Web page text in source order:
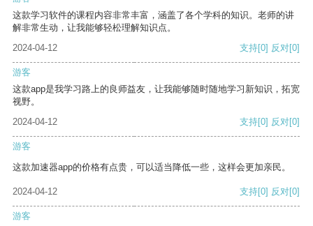
这款学习软件的课程内容非常丰富，涵盖了各个学科的知识。老师的讲
解非常生动，让我能够轻松理解知识点。
2024-04-12
支持[0] 反对[0]
游客
这款app是我学习路上的良师益友，让我能够随时随地学习新知识，拓宽
视野。
2024-04-12
支持[0] 反对[0]
游客
这款加速器app的价格有点贵，可以适当降低一些，这样会更加亲民。
2024-04-12 支持[0] 反对[0]
游客